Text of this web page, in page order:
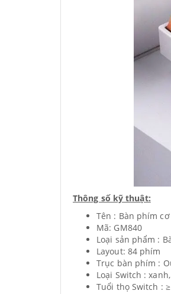
Thông số kỹ thuật:
Tên : Bàn phím
Mã: GM840
Loại sản phẩm :
Layout: 84 phím
Trục bàn phím :
Loại Switch :
Tuổi thọ Switch :